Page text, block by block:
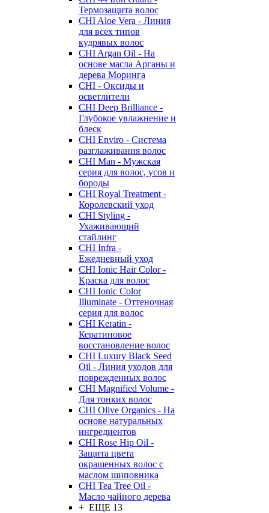
Термозащита волос
CHI Aloe Vera - Линия
для всех типов
кудрявых волос
CHI Argan Oil - На
основе масла Арганы и
дерева Моринга
CHI - Оксиды и
осветлители
CHI Deep Brilliance -
Глубокое увлажнение и
блеск
CHI Enviro - Система
разглаживания волос
CHI Man - Мужская
серия для волос, усов и
бороды
CHI Royal Treatment -
Королевский уход
CHI Styling -
Ухаживающий
стайлинг
CHI Infra -
Ежедневный уход
CHI Ionic Hair Color -
Краска для волос
CHI Ionic Color
Illuminate - Оттеночная
серия для волос
CHI Keratin -
Кератиновое
восстановление волос
CHI Luxury Black Seed
Oil - Линия уходов для
поврежденных волос
CHI Magnified Volume -
Для тонких волос
CHI Olive Organics - На
основе натуральных
ингредиентов
CHI Rose Hip Oil -
Защита цвета
окрашенных волос с
маслом шиповника
CHI Tea Tree Oil -
Масло чайного дерева
+ ЕЩЕ 13